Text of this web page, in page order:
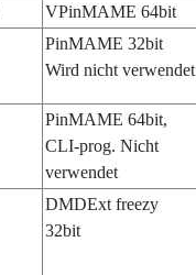
VPinMAME 64bit
PinMAME 32bit
Wird nicht verwendet
PinMAME 64bit,
CLI-prog. Nicht
verwendet
DMDExt freezy
32bit